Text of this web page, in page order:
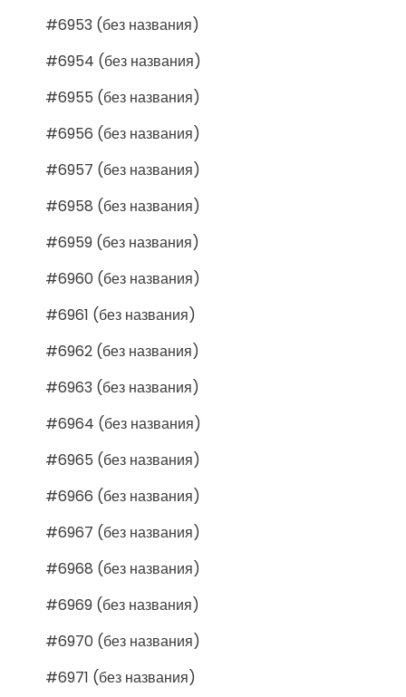
#6953 (без названия)
#6954 (без названия)
#6955 (без названия)
#6956 (без названия)
#6957 (без названия)
#6958 (без названия)
#6959 (без названия)
#6960 (без названия)
#6961 (без названия)
#6962 (без названия)
#6963 (без названия)
#6964 (без названия)
#6965 (без названия)
#6966 (без названия)
#6967 (без названия)
#6968 (без названия)
#6969 (без названия)
#6970 (без названия)
#6971 (без названия)